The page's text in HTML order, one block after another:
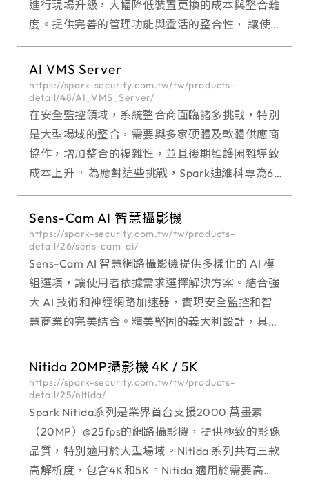
進行現場升級，大幅降低裝置更換的成本與整合難
度。提供完善的管理功能與靈活的整合性， 讓使用
者能夠簡單實現全面監控，顯著提升操作效率。 特
別適用於邊緣裝置的多種監
AI VMS Server
https://spark-security.com.tw/tw/products-
detail/48/AI_VMS_Server/
在安全監控領域，系統整合商面臨諸多挑戰，特別
是大型場域的整合，需要與多家硬體及軟體供應商
協作，增加整合的複雜性，並且後期維護困難導致
成本上升。 為應對這些挑戰，Spark迪維科專為64
路-256路大型場域設計的AI VMS Server 一站式解
決方案 ，簡化監控系統
Sens-Cam AI 智慧攝影機
https://spark-security.com.tw/tw/products-
detail/26/sens-cam-ai/
Sens-Cam AI 智慧網路攝影機提供多樣化的 AI 模
組選項，讓使用者依據需求選擇解決方案。結合強
大 AI 技術和神經網路加速器，實現安全監控和智
慧商業的完美結合。精美堅固的義大利設計，具備
IK10 高防暴等級和 IP67 防水防塵的外殼，是安全
監控和智慧商業的理想選擇。
Nitida 20MP攝影機 4K / 5K
https://spark-security.com.tw/tw/products-
detail/25/nitida/
Spark Nitida系列是業界首台支援2000 萬畫素
（20MP）@25fps的網路攝影機，提供極致的影像
品質，特別適用於大型場域。Nitida 系列共有三款
高解析度，包含4K和5K。Nitida 適用於需要高影